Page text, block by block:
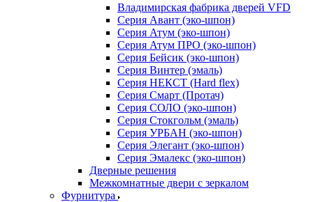
Владимирская фабрика дверей VFD
Серия Авант (эко-шпон)
Серия Атум (эко-шпон)
Серия Атум ПРО (эко-шпон)
Серия Бейсик (эко-шпон)
Серия Винтер (эмаль)
Серия НЕКСТ (Hard flex)
Серия Смарт (Протач)
Серия СОЛО (эко-шпон)
Серия Стокгольм (эмаль)
Серия УРБАН (эко-шпон)
Серия Элегант (эко-шпон)
Серия Эмалекс (эко-шпон)
Дверные решения
Межкомнатные двери c зеркалом
Фурнитура